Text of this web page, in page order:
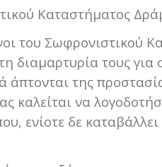
Καταστήματος
του Σωφρονιστικού
διαμαρτυρία τους για
άπτονται της
καλείται να
ενίοτε δε